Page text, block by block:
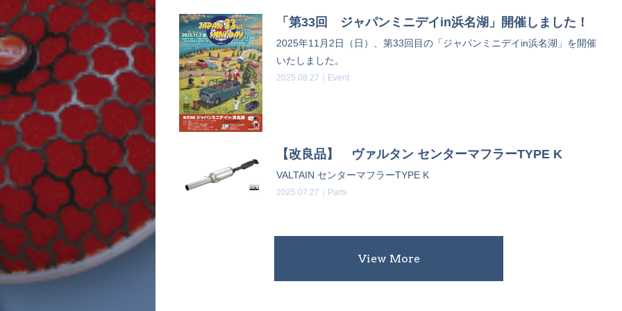
「第33回 ジャパンミニデイin浜名湖」開催しました！
2025年11月2日（日）、第33回目の「ジャパンミニデイin浜名湖」を開催
いたしました。
2025.08.27｜ Event
【改良品】 ヴァルタン センターマフラーTYPE K
VALTAIN センターマフラーTYPE K
2025.07.27｜ Parts
View More